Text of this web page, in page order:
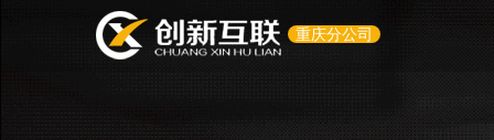
重庆分公司